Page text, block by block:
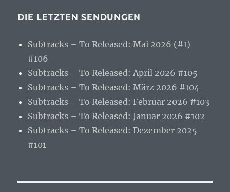
DIE LETZTEN SENDUNGEN
Subtracks – To Released: Mai 2026 (#1)
#106
Subtracks – To Released: April 2026 #105
Subtracks – To Released: März 2026 #104
Subtracks – To Released: Februar 2026 #103
Subtracks – To Released: Januar 2026 #102
Subtracks – To Released: Dezember 2025
#101